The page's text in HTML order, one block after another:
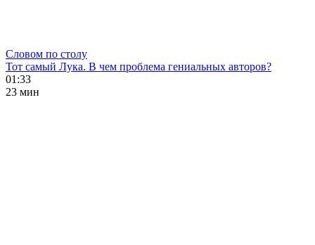
Словом по столу
Тот самый Лука. В чем проблема гениальных авторов?
01:33
23 мин